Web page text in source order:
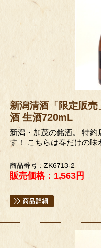
新潟清酒「限定販
酒 生酒720mL
新潟・加茂の銘酒。 特
す！ こちらは春だけの味
商品番号：ZK6713-2
販売価格：1,563円